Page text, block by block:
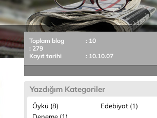
Toplam blog
: 10
: 279
Kayıt tarihi
: 10.10.07
Yazdığım Kategoriler
Öykü (8)
Edebiyat (1)